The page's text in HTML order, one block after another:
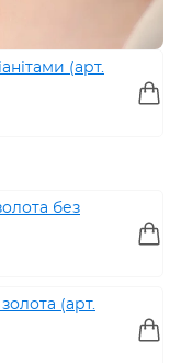
(арт.
без
(арт.